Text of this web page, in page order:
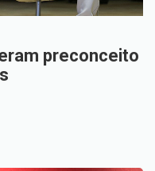
preconceito